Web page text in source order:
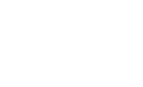
la Actividad: Base de
la Actividad: Chat?
de la Actividad: Chat
actividad Chat desde el
y Profesor